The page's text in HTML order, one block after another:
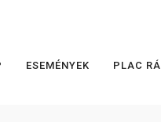
ESEMÉNYEK PLAC